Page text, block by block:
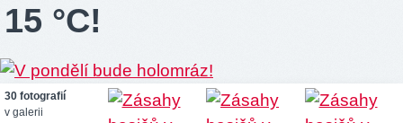
15 °C!
30 fotografií
v galerii